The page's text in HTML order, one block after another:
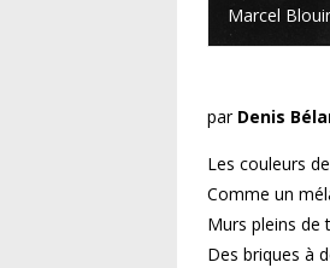
Marcel
par Denis
Les couleurs
Comme un
Murs pleins de
Des briques à